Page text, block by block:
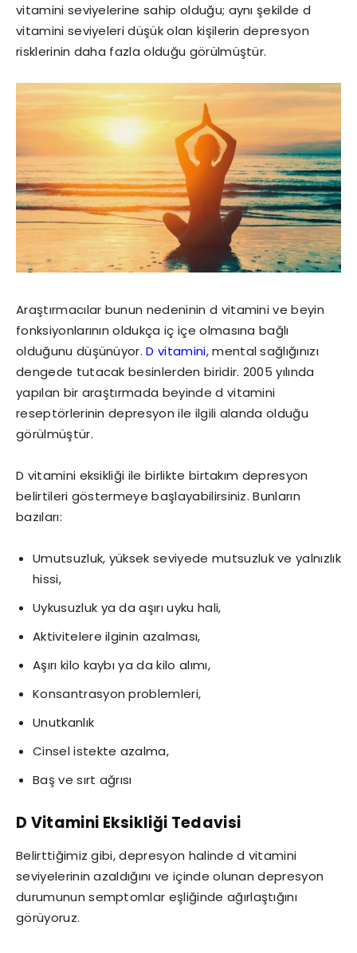
vitamini seviyelerine sahip olduğu; aynı şekilde d
vitamini seviyeleri düşük olan kişilerin depresyon
risklerinin daha fazla olduğu görülmüştür.
Araştırmacılar bunun nedeninin d vitamini ve beyin
fonksiyonlarının oldukça iç içe olmasına bağlı
olduğunu düşünüyor.D vitamini, mental sağlığınızı
dengede tutacak besinlerden biridir. 2005 yılında
yapılan bir araştırmada beyinde d vitamini
reseptörlerinin depresyon ile ilgili alanda olduğu
görülmüştür.
D vitamini eksikliği ile birlikte birtakım depresyon
belirtileri göstermeye başlayabilirsiniz. Bunların
bazıları:
Umutsuzluk, yüksek seviyede mutsuzluk ve yalnızlık
hissi,
Uykusuzluk ya da aşırı uyku hali,
Aktivitelere ilginin azalması,
Aşırı kilo kaybı ya da kilo alımı,
Konsantrasyon problemleri,
Unutkanlık
Cinsel istekte azalma,
Baş ve sırt ağrısı
D Vitamini Eksikliği Tedavisi
Belirttiğimiz gibi, depresyon halinde d vitamini
seviyelerinin azaldığını ve içinde olunan depresyon
durumunun semptomlar eşliğinde ağırlaştığını
görüyoruz.